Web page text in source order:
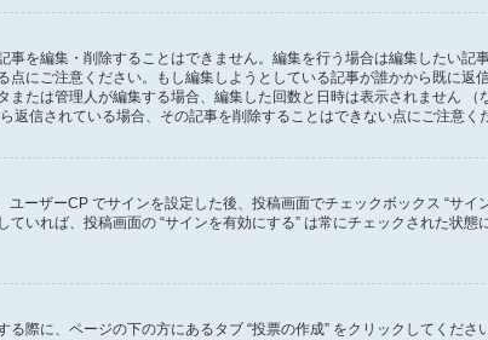
を編集・削除することはできません。編集を行う場合は編集したい
にご注意ください。もし編集しようとしている記事が誰かから既に
たは管理人が編集する場合、編集した回数と日時は表示されません
返信されている場合、その記事を削除することはできない点にご注意く
ーザーCP でサインを設定した後、投稿画面でチェックボックス “サ
ていれば、投稿画面の “サインを有効にする” は常にチェックされた状
際に、ページの下の方にあるタブ “投票の作成” をクリックしてくだ